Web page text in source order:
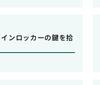
ンロッカーの鍵を拾